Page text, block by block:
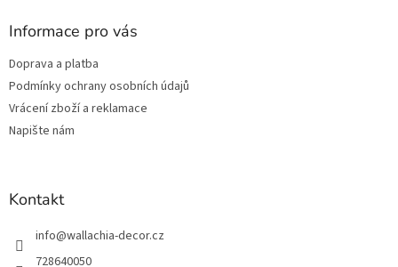
Informace pro vás
Doprava a platba
Podmínky ochrany osobních údajů
Vrácení zboží a reklamace
Napište nám
Kontakt
info@wallachia-decor.cz
728640050